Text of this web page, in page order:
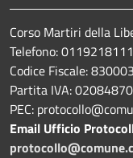
Corso Martiri della
Telefono: 0119218111
Codice Fiscale:
Partita IVA:
PEC:
Email Ufficio